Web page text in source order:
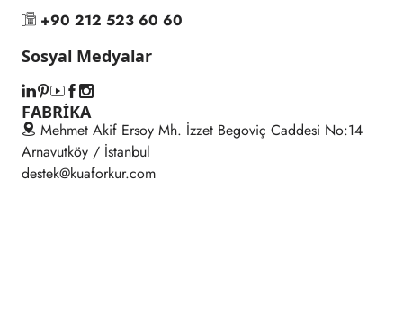
+90 212 523 60 60
Sosyal Medyalar
FABRİKA
Mehmet Akif Ersoy Mh. İzzet Begoviç Caddesi No:14
Arnavutköy / İstanbul
destek@kuaforkur.com